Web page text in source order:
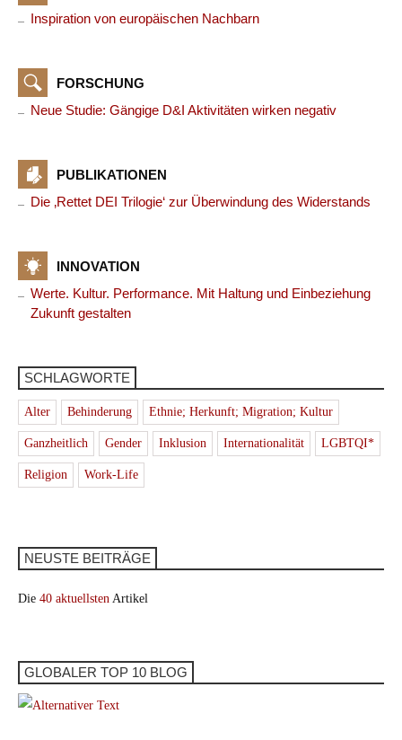
Inspiration von europäischen Nachbarn
FORSCHUNG
Neue Studie: Gängige D&I Aktivitäten wirken negativ
PUBLIKATIONEN
Die ‚Rettet DEI Trilogie‘ zur Überwindung des Widerstands
INNOVATION
Werte. Kultur. Performance. Mit Haltung und Einbeziehung
Zukunft gestalten
SCHLAGWORTE
Alter Behinderung Ethnie; Herkunft; Migration; Kultur
Ganzheitlich Gender Inklusion Internationalität LGBTQI*
Religion Work-Life
NEUSTE BEITRÄGE
Die 40 aktuellsten Artikel
GLOBALER TOP 10 BLOG